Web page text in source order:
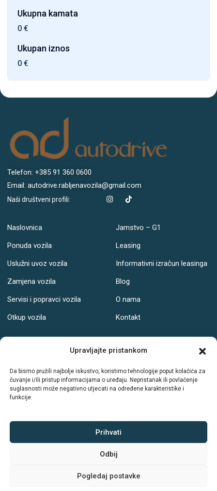
Upravljajte pristankom
Da bismo pružili najbolje iskustvo, koristimo tehnologije poput kolačića za
čuvanje i/ili pristup informacijama o uređaju. Nepristanak ili povlačenje
suglasnosti može negativno utjecati na određene karakteristike i
funkcije.
Prihvati
Odbij
Pogledaj postavke
Ukupna kamata
0 €
Ukupan iznos
0 €
Telefon: +385 91 360 0600
Email: autodrive.rabljenavozila@gmail.com
Naši društveni profili:
Naslovnica
Ponuda vozila
Uslužni uvoz vozila
Zamjena vozila
Servisi i popravci vozila
Otkup vozila
Jamstvo – G1
Leasing
Informativni izračun leasinga
Blog
O nama
Kontakt
Radno vrijeme:
PON-PET: 08-19h
NED: Ne radimo
Sva prava zadržava © Autodrive